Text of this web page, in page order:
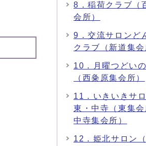
8．稲荷クラブ（
会所）
9．交流サロンど
クラブ（新道集会
10．月曜つどい
（西粂原集会所）
11．いきいきサ
東・中寺（東集会
中寺集会所）
12．姫北サロン